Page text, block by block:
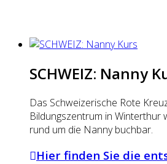
SCHWEIZ: Nanny
Das Schweizerische Rote
Bildungszentrum in Winterthur
rund um die Nanny buchbar.
Hier finden Sie die